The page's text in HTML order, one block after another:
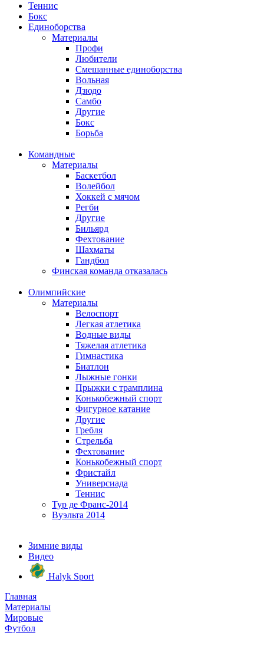
Теннис
Бокс
Единоборства
Материалы
Профи
Любители
Смешанные единоборства
Вольная
Дзюдо
Самбо
Другие
Бокс
Борьба
Командные
Материалы
Баскетбол
Волейбол
Хоккей с мячом
Регби
Другие
Бильярд
Фехтование
Шахматы
Гандбол
Финская команда отказалась
Олимпийские
Материалы
Велоспорт
Легкая атлетика
Водные виды
Тяжелая атлетика
Гимнастика
Биатлон
Лыжные гонки
Прыжки с трамплина
Конькобежный спорт
Фигурное катание
Другие
Гребля
Стрельба
Фехтование
Конькобежный спорт
Фристайл
Универсиада
Теннис
Тур де Франс-2014
Вуэльта 2014
Зимние виды
Видео
Halyk Sport
Главная
Материалы
Мировые
Футбол